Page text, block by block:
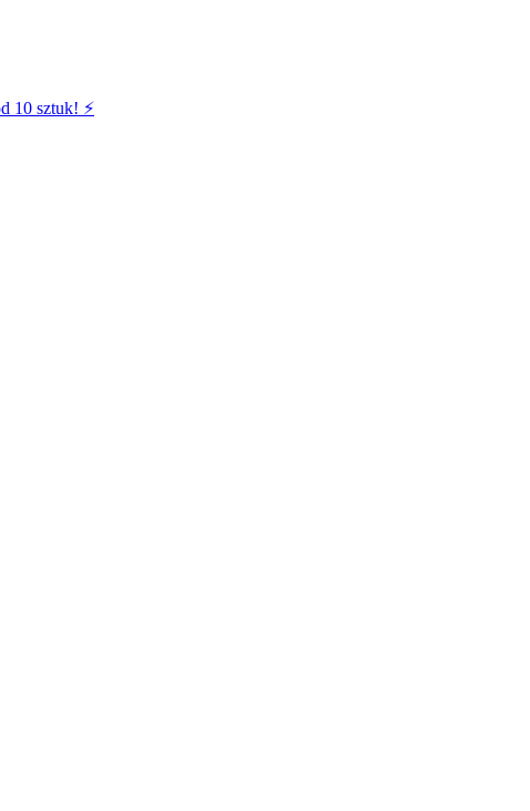
10 sztuk! ⚡️